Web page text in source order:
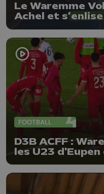
Le Waremme
Achel et
FOOTBALL
D3B ACFF :
les U23
instants !